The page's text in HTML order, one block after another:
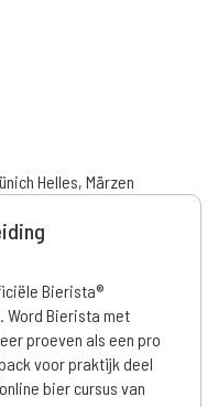
Helles, Märzen
Bierista®
Word Bierista met
proeven als een pro
voor praktijk deel
bier cursus van